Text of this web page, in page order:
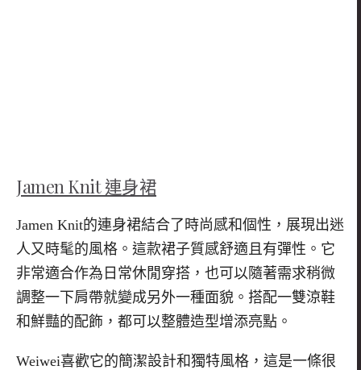
Jamen Knit 連身裙
Jamen Knit的連身裙結合了時尚感和個性，展現出迷
人又時髦的風格。這款裙子質感舒適且有彈性。它
非常適合作為日常休閒穿搭，也可以隨著需求稍微
調整一下肩帶就變成另外一種面貌。搭配一雙涼鞋
和鮮豔的配飾，都可以整體造型增添亮點。
Weiwei喜歡它的簡潔設計和獨特風格，這是一條很